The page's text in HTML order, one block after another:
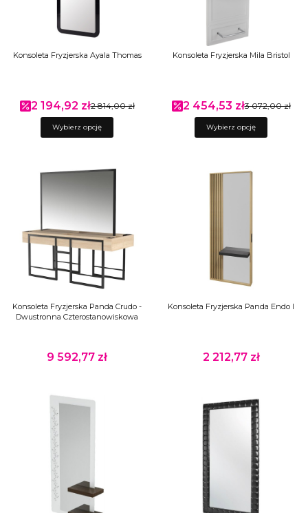
Konsoleta Fryzjerska Ayala Thomas
Cena promocyjna
2 194,92 zł2 814,00 zł
Wybierz opcję
Konsoleta Fryzjerska Mila Bristol
Cena promocyjna
2 454,53 zł3 072,00 zł
Wybierz opcję
Konsoleta Fryzjerska Panda Crudo -
Dwustronna Czterostanowiskowa
Cena
9 592,77 zł
Konsoleta Fryzjerska Panda Endo I
Cena
2 212,77 zł